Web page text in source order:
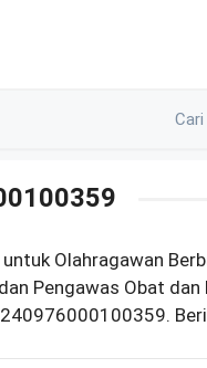
Olahragawan
Pengawas Obat